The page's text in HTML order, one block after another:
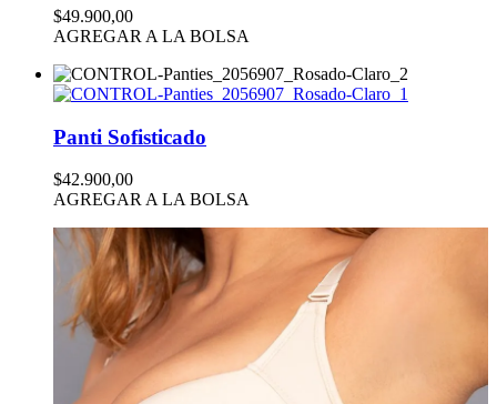
$49.900,00
AGREGAR A LA BOLSA
Panti Sofisticado
$42.900,00
AGREGAR A LA BOLSA